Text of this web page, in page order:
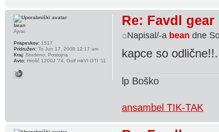
Re: Favdl
Napisal/-a bean dne
kapce so
lp Boško
ansambel TIK-TAK
bean
Ajvar
Prispevkov: 1517
Pridružen: To Jun 17, 2008 12:17 am
Kraj: Studeno; Postojna
Avto: Hrošč 1200J '74, Golf mkVI GTI '11